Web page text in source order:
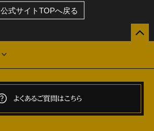
公式サイトTOPへ戻る
よくあるご質問はこちら